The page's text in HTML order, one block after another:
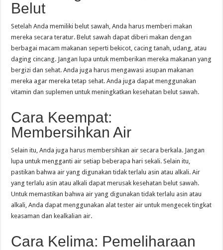
Belut
Setelah Anda memiliki belut sawah, Anda harus memberi makan
mereka secara teratur. Belut sawah dapat diberi makan dengan
berbagai macam makanan seperti bekicot, cacing tanah, udang, atau
daging cincang. Jangan lupa untuk memberikan mereka makanan yang
bergizi dan sehat. Anda juga harus mengawasi asupan makanan
mereka agar mereka tetap sehat. Anda juga dapat menggunakan
vitamin dan suplemen untuk meningkatkan kesehatan belut sawah.
Cara Keempat:
Membersihkan Air
Selain itu, Anda juga harus membersihkan air secara berkala. Jangan
lupa untuk mengganti air setiap beberapa hari sekali. Selain itu,
pastikan bahwa air yang digunakan tidak terlalu asin atau alkali. Air
yang terlalu asin atau alkali dapat merusak kesehatan belut sawah.
Untuk memastikan bahwa air yang digunakan tidak terlalu asin atau
alkali, Anda dapat menggunakan alat tester air untuk mengecek tingkat
keasaman dan kealkalian air.
Cara Kelima: Pemeliharaan